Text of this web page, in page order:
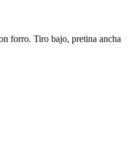
forro. Tiro bajo, pretina ancha